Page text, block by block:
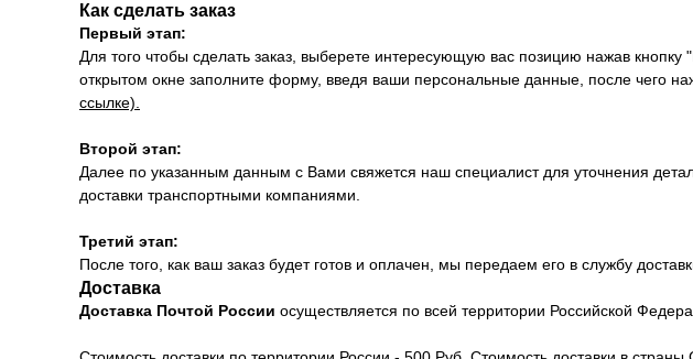
Как сделать заказ
Первый этап:
Для того чтобы сделать заказ, выберете интересующую вас позицию нажав
открытом окне заполните форму, введя ваши персональные данные, после чего
ссылке).
Второй этап:
Далее по указанным данным с Вами свяжется наш специалист для уточнения
доставки транспортными компаниями.
Третий этап:
После того, как ваш заказ будет готов и оплачен, мы передаем его в службу
Доставка
Доставка Почтой России осуществляется по всей территории Российской